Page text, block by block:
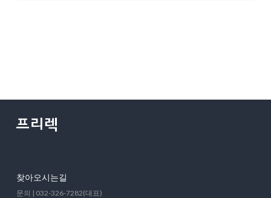
찾아오시는길
문의 | 032-326-7282(대표)